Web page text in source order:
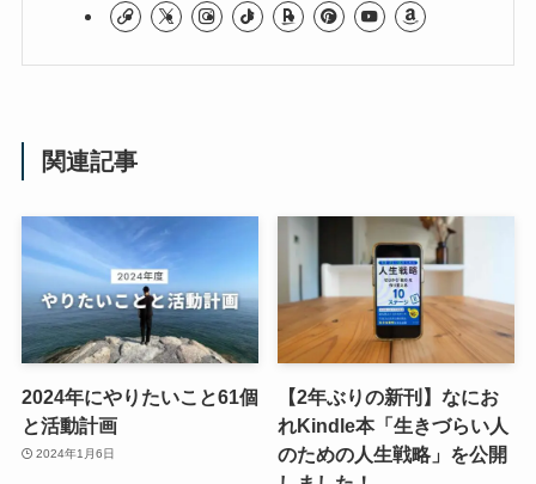
関連記事
2024年にやりたいこと61個
と活動計画
2024年1月6日
【2年ぶりの新刊】なにお
れKindle本「生きづらい人
のための人生戦略」を公開